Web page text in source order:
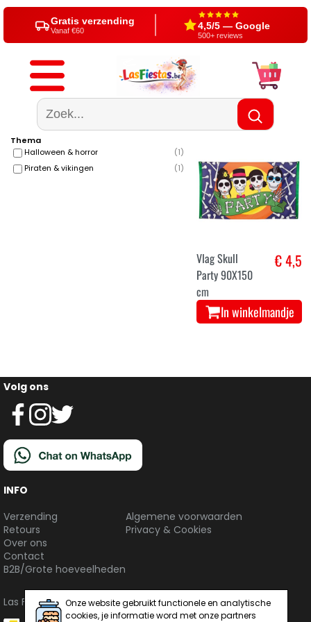
Gratis verzending
Vanaf €60 4,5/5 — Google
500+ reviews
Thema
Halloween & horror
(1)
Piraten & vikingen
(1)
Vlag Skull
Party 90X150
cm
€ 4,5
In winkelmandje
Volg ons
INFO
Verzending
Retours
Over ons
Contact
B2B/Grote hoeveelheden
Algemene voorwaarden
Privacy & Cookies
Las Fiestas. © 2026. All Rights Reserved
Onze website gebruikt functionele en analytische
cookies, je informatie word met onze partners